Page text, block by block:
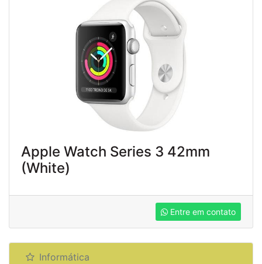
Apple Watch Series 3 42mm
(White)
Entre em contato
Informática